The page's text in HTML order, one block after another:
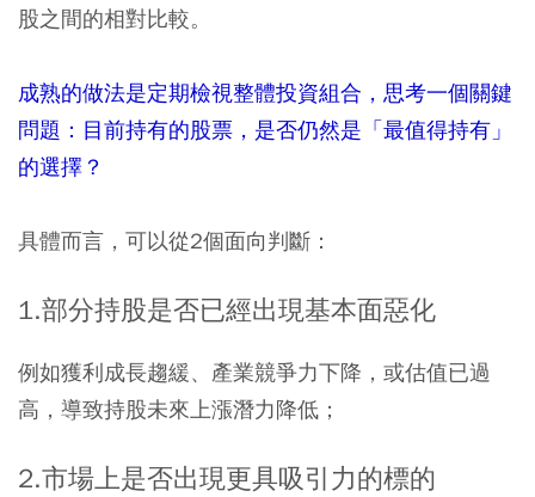
股之間的相對比較。
成熟的做法是定期檢視整體投資組合，思考一個關鍵
問題：目前持有的股票，是否仍然是「最值得持有」
的選擇？
具體而言，可以從2個面向判斷：
1.部分持股是否已經出現基本面惡化
例如獲利成長趨緩、產業競爭力下降，或估值已過
高，導致持股未來上漲潛力降低；
2.市場上是否出現更具吸引力的標的